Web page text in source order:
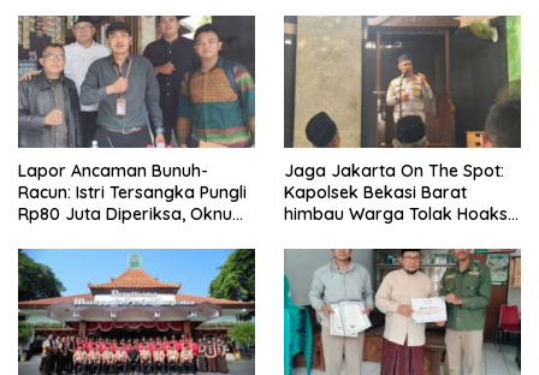
Lapor Ancaman Bunuh-
Racun: Istri Tersangka Pungli
Rp80 Juta Diperiksa, Oknum
Disdagperin
Jaga Jakarta On The Spot:
Kapolsek Bekasi Barat
himbau Warga Tolak Hoaks
Sholat Jumat